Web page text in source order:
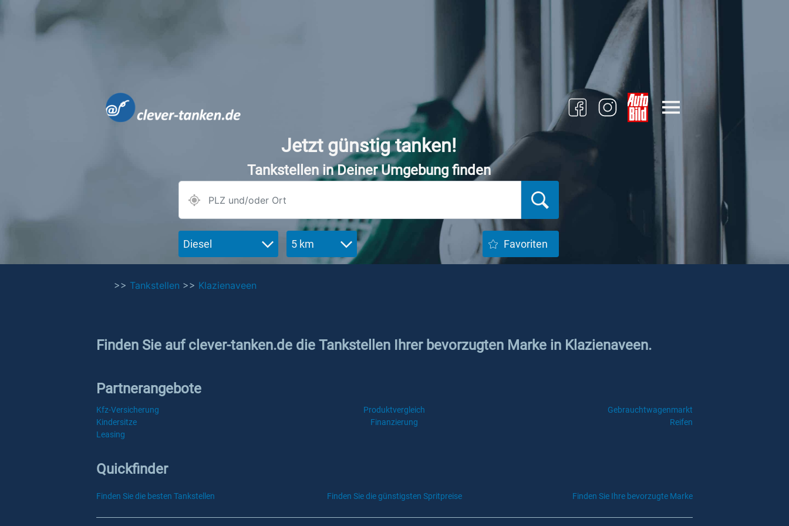
Jetzt günstig tanken!
Tankstellen in Deiner Umgebung finden
Diesel 5 km Favoriten
>> Tankstellen >> Klazienaveen
Finden Sie auf clever-tanken.de die Tankstellen Ihrer bevorzugten Marke in Klazienaveen.
Partnerangebote
Kfz-Versicherung Produktvergleich
Gebrauchtwagenmarkt
Kindersitze
Finanzierung
Reifen
Leasing
Quickfinder
Finden Sie die besten Tankstellen Finden Sie die günstigsten Spritpreise Finden Sie Ihre bevorzugte Marke